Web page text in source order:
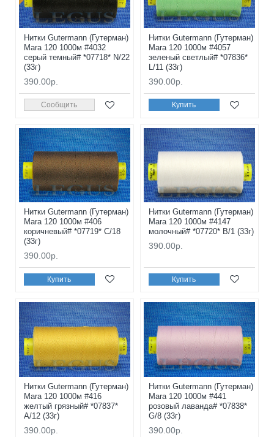
Нитки Gutermann (Гутерман)
Mara 120 1000м #4032
серый темный# *07718* N/22
(33г)
390.00р.
Сообщить
Нитки Gutermann (Гутерман)
Mara 120 1000м #4057
зеленый светлый# *07836*
L/11 (33г)
390.00р.
Купить
Нитки Gutermann (Гутерман)
Mara 120 1000м #406
коричневый# *07719* C/18
(33г)
390.00р.
Купить
Нитки Gutermann (Гутерман)
Mara 120 1000м #4147
молочный# *07720* B/1 (33г)
390.00р.
Купить
Нитки Gutermann (Гутерман)
Mara 120 1000м #416
желтый грязный# *07837*
A/12 (33г)
390.00р.
Нитки Gutermann (Гутерман)
Mara 120 1000м #441
розовый лаванда# *07838*
G/8 (33г)
390.00р.